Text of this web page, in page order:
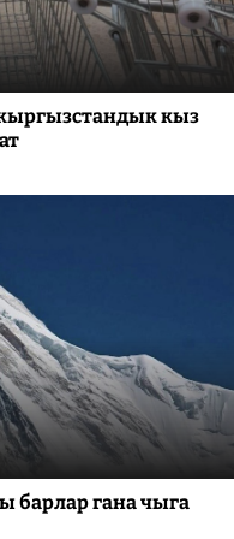
кыз
барлар гана чыга